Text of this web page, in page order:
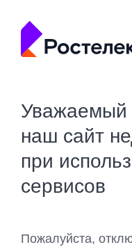
Уважаемый
наш сайт
при
сервисов
Пожалуйста,